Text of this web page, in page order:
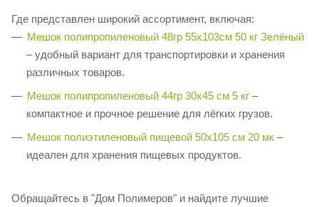
Где представлен широкий ассортимент, включая:
Мешок полипропиленовый 48гр 55х103см 50 кг Зелёный
– удобный вариант для транспортировки и хранения
различных товаров.
Мешок полипропиленовый 44гр 30х45 см 5 кг –
компактное и прочное решение для лёгких грузов.
Мешок полиэтиленовый пищевой 50х105 см 20 мк –
идеален для хранения пищевых продуктов.
Обращайтесь в "Дом Полимеров" и найдите лучшие